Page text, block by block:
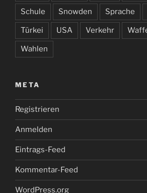
Schule Snowden Sprache
Türkei USA Verkehr
Wahlen
META
Registrieren
Anmelden
Eintrags-Feed
Kommentar-Feed
WordPress.org